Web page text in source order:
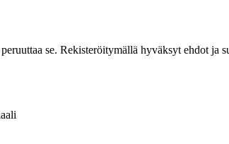
se. Rekisteröitymällä hyväksyt ehdot ja